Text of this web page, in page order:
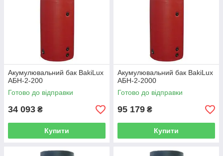
Акумулювальний бак BakiLux
АБН-2-200
Готово до відправки
34 093 ₴
Купити
Акумулювальний бак BakiLux
АБН-2-2000
Готово до відправки
95 179 ₴
Купити